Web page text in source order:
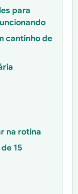
para
cantinho de
na rotina
15